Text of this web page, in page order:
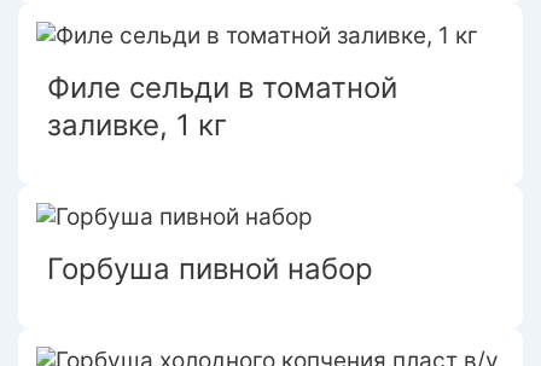
Филе сельди в томатной
заливке, 1 кг
Горбуша пивной набор